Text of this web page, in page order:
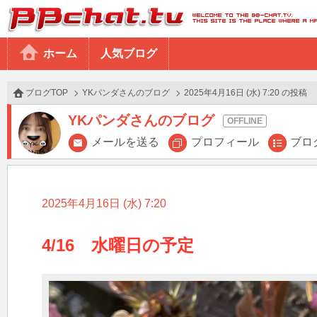
BBchatTV
ホーム 人気ブログ
ブログTOP YKパンダさんのブログ 2025年4月16日 (水) 7:20 の投稿
YKパンダさんのブログ
メールを送る プロフィール ブロ
2025年4月16日 (水) 7:20
4/16　水曜日の予定